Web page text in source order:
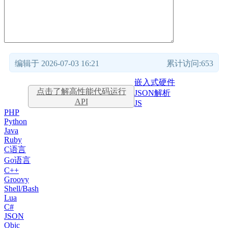
编辑于 2026-07-03 16:21 累计访问:653
点击了解高性能代码运行
API
嵌入式硬件
JSON解析
JS
PHP
Python
Java
Ruby
C语言
Go语言
C++
Groovy
Shell/Bash
Lua
C#
JSON
Objc